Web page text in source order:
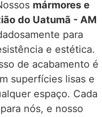
mármores e
do Uatumã - AM
para
e estética.
de acabamento é
superfícies lisas e
espaço. Cada
nós, e nosso